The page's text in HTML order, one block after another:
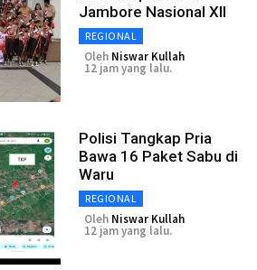
Jambore Nasional XII
REGIONAL
Oleh Niswar Kullah
12 jam yang lalu.
Polisi Tangkap Pria
Bawa 16 Paket Sabu di
Waru
REGIONAL
Oleh Niswar Kullah
12 jam yang lalu.